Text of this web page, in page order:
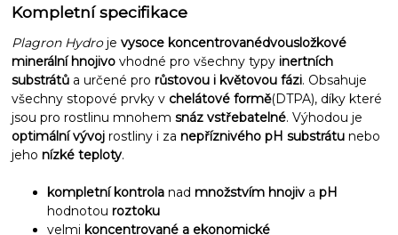
Kompletní specifikace
Plagron Hydrojevysoce koncentrovanédvousložkové
minerální hnojivo vhodné pro všechny typyinertních
substrátů a určené prorůstovou i květovou fázi. Obsahuje
všechny stopové prvky v chelátové formě(DTPA), díky které
jsou pro rostlinu mnohemsnáz vstřebatelné. Výhodou je
optimální vývoj rostliny i zanepříznivého pH substrátu nebo
jehonízké teploty.
kompletní kontrola nadmnožstvím hnojiv apH
hodnotouroztoku
velmi koncentrované a ekonomické